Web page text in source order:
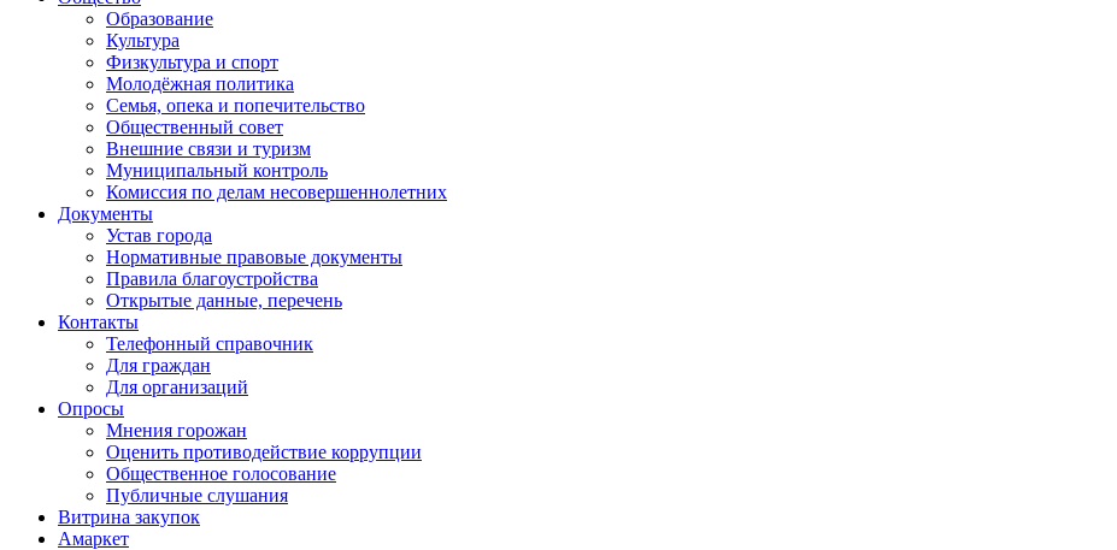
Образование
Культура
Физкультура и спорт
Молодёжная политика
Семья, опека и попечительство
Общественный совет
Внешние связи и туризм
Муниципальный контроль
Комиссия по делам несовершеннолетних
Документы
Устав города
Нормативные правовые документы
Правила благоустройства
Открытые данные, перечень
Контакты
Телефонный справочник
Для граждан
Для организаций
Опросы
Мнения горожан
Оценить противодействие коррупции
Общественное голосование
Публичные слушания
Витрина закупок
Амаркет